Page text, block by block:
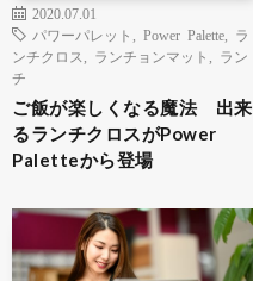
2020.07.01
パワーパレット
Power Palette
ラ
ンチクロス
ランチョンマット
ラン
チ
ご飯が楽しくなる魔法 出来
るランチクロスがPower
Paletteから登場